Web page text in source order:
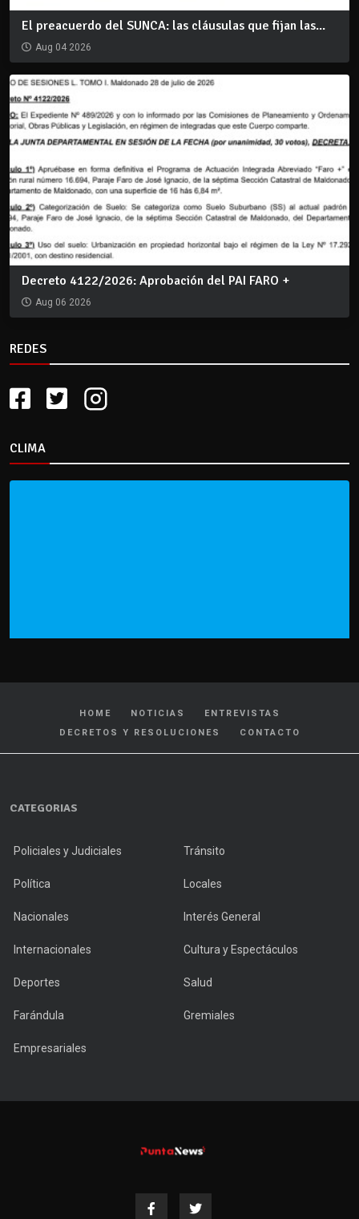
El preacuerdo del SUNCA: las cláusulas que fijan las...
Aug 04 2026
Decreto 4122/2026: Aprobación del PAI FARO +
Aug 06 2026
REDES
CLIMA
HOME NOTICIAS
ENTREVISTAS
DECRETOS Y RESOLUCIONES
CONTACTO
CATEGORIAS
Policiales y Judiciales Tránsito
Política Locales
Nacionales Interés General
Internacionales Cultura y Espectáculos
Deportes Salud
Farándula Gremiales
Empresariales